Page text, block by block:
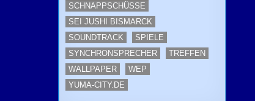
SCHNAPPSCHÜSSE
SEI JUSHI BISMARCK
SOUNDTRACK
SPIELE
SYNCHRONSPRECHER
TREFFEN
WALLPAPER
WEP
YUMA-CITY.DE